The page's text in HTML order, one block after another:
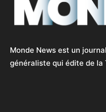
Monde News est un
généraliste qui édite de la